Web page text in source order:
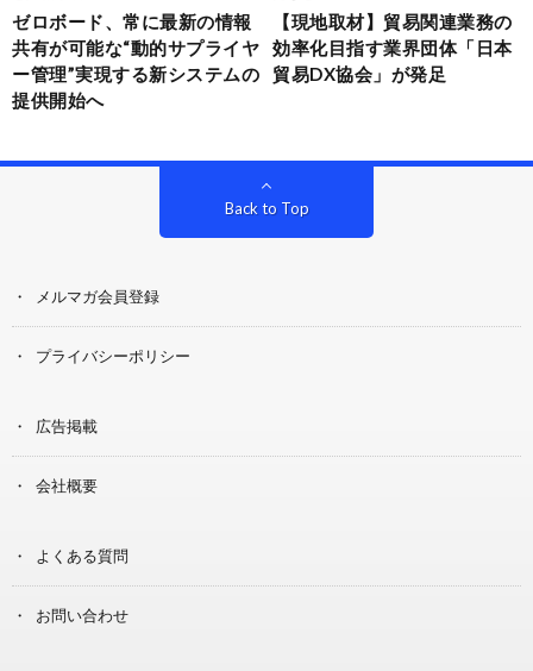
ゼロボード、常に最新の情報
共有が可能な“動的サプライヤ
ー管理”実現する新システムの
提供開始へ
【現地取材】貿易関連業務の
効率化目指す業界団体「日本
貿易DX協会」が発足
Back to Top
メルマガ会員登録
プライバシーポリシー
広告掲載
会社概要
よくある質問
お問い合わせ